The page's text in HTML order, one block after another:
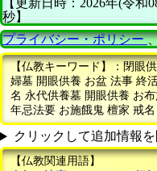
【更新日時：2026年(令和
秒】
プライバシー・ポリシー
【仏教キーワード】：閉眼
婦墓 開眼供養 お盆 法事 終
名 永代供養墓 開眼供養 お
年忌法要 お施餓鬼 檀家 戒
クリックして追加情報を
【仏教関連用語】